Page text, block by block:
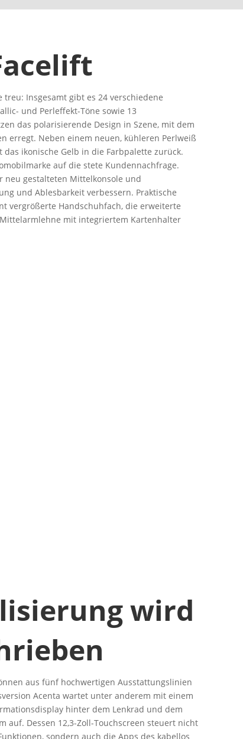
Insgesamt gibt es 24 verschiedene
und Perleffekt-Töne sowie 13
das polarisierende Design in Szene, mit dem
erregt. Neben einem neuen, kühleren Perlweiß
ikonische Gelb in die Farbpalette zurück.
auf die stete Kundennachfrage.
gestalteten Mittelkonsole und
und Ablesbarkeit verbessern. Praktische
vergrößerte Handschuhfach, die erweiterte
mit integriertem Kartenhalter
wird
aus fünf hochwertigen Ausstattungslinien
Acenta wartet unter anderem mit einem
hinter dem Lenkrad und dem
auf. Dessen 12,3-Zoll-Touchscreen steuert nicht
sondern auch die Apps des kabellos